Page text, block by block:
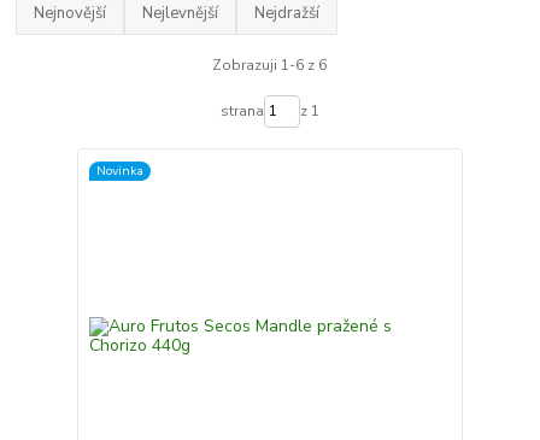
Nejnovější Nejlevnější Nejdražší
Zobrazuji 1-6 z 6
strana z 1
Novinka